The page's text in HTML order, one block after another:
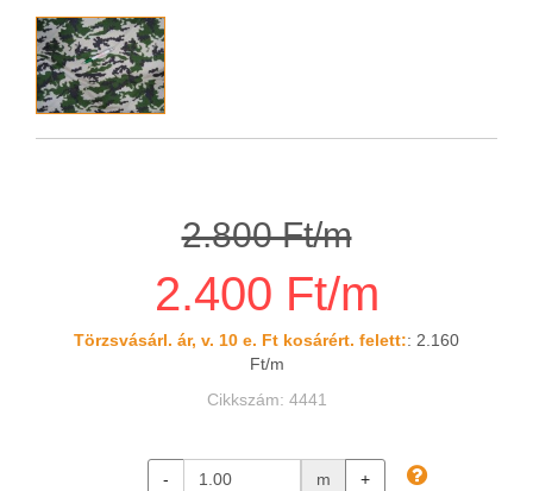
2.800 Ft/m
2.400 Ft/m
Törzsvásárl. ár, v. 10 e. Ft kosárért. felett:: 2.160
Ft/m
Cikkszám: 4441
- m +